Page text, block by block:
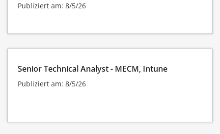
Publiziert am: 8/5/26
Senior Technical Analyst - MECM, Intune
Publiziert am: 8/5/26